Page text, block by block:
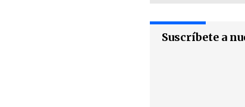
Suscríbete a